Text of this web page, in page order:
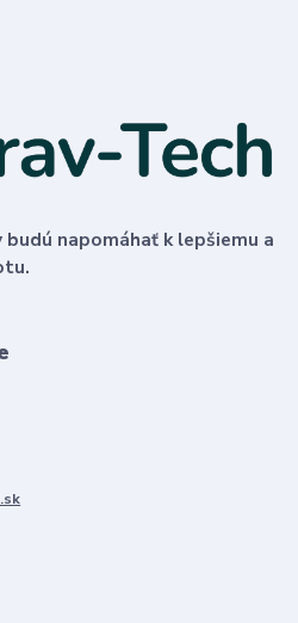
budú napomáhať k lepšiemu a